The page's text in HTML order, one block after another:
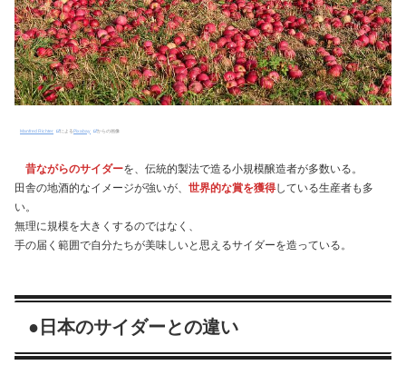
Manfred Richter によるPixabay からの画像
昔ながらのサイダーを、伝統的製法で造る小規模醸造者が多数いる。
田舎の地酒的なイメージが強いが、 世界的な賞を獲得している生産者も多
い。
無理に規模を大きくするのではなく、
手の届く範囲で自分たちが美味しいと思えるサイダーを造っている。
●日本のサイダーとの違い